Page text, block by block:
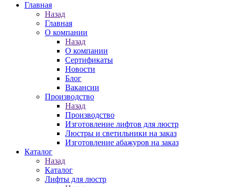
Главная
Назад
Главная
О компании
Назад
О компании
Сертификаты
Новости
Блог
Вакансии
Производство
Назад
Производство
Изготовление лифтов для люстр
Люстры и светильники на заказ
Изготовление абажуров на заказ
Каталог
Назад
Каталог
Лифты для люстр